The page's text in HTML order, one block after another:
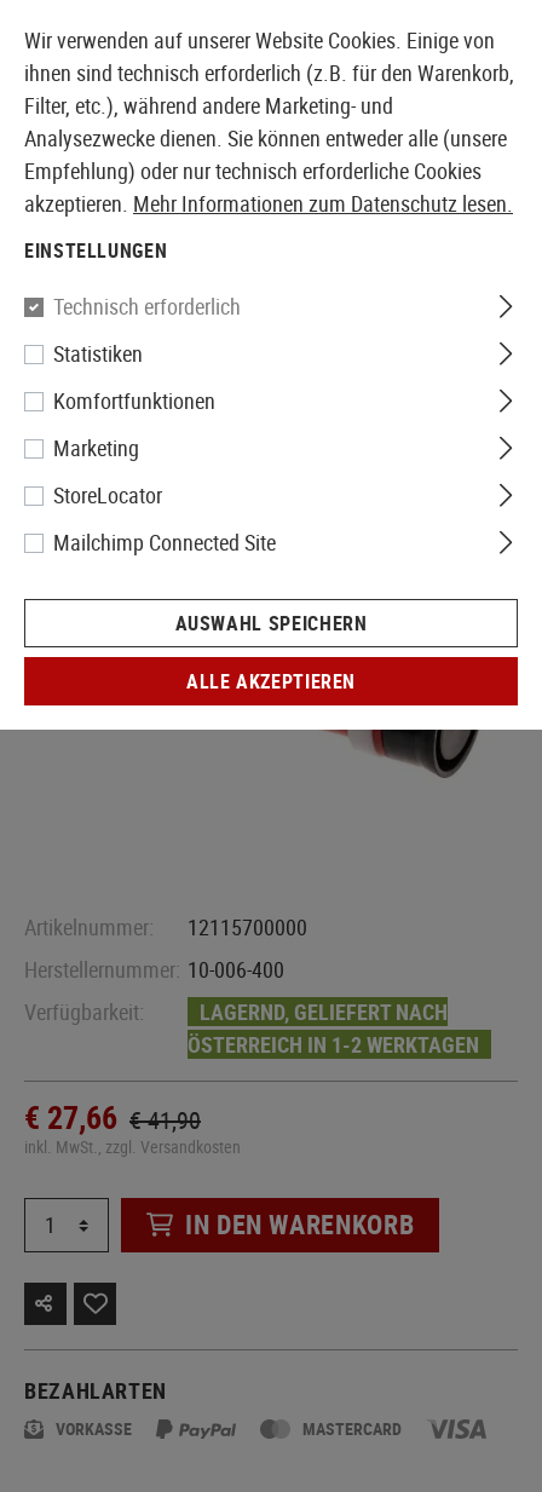
EUROPÄISCHER AIRSOFT SHOP & GROßHÄNDLER
KPP
Gasket Piston 90° for Well
4410/11
Artikelnummer:
12115700000
Herstellernummer: 10-006-400
Verfügbarkeit:
LAGERND, GELIEFERT NACH
ÖSTERREICH IN 1-2 WERKTAGEN
€ 27,66 € 41,90
inkl. MwSt., zzgl. Versandkosten
IN DEN WARENKORB
BEZAHLARTEN
VORKASSE MASTERCARD
Wir verwenden auf unserer Website Cookies. Einige von
ihnen sind technisch erforderlich (z.B. für den Warenkorb,
Filter, etc.), während andere Marketing- und
Analysezwecke dienen. Sie können entweder alle (unsere
Empfehlung) oder nur technisch erforderliche Cookies
akzeptieren. Mehr Informationen zum Datenschutz lesen.
EINSTELLUNGEN
Technisch erforderlich
Statistiken
Komfortfunktionen
Marketing
StoreLocator
Mailchimp Connected Site
AUSWAHL SPEICHERN
ALLE AKZEPTIEREN